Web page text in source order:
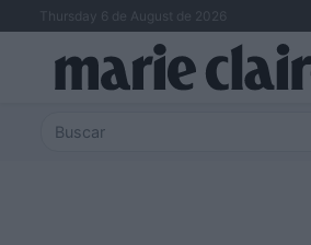
Thursday 6 de August de 2026